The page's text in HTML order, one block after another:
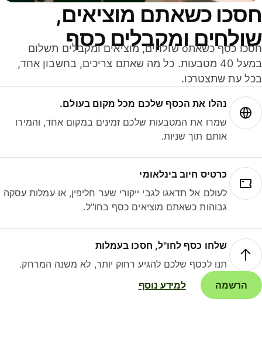
כשאתם מוציאים,
ומקבלים כסף
חסכו כסף כשאתo שולחים, מוציאים ומקבלים תשלום
במעל 40 מטבעות. כל מה שאתם צריכים, בחשבון אחד,
עת שתצטרכו.
נהלו את הכסף שלכם מכל מקום בעולם.
שמרו את המטבעות שלכם זמינים במקום אחד, והמירו
אותם תוך שניות.
כרטיס חיוב בינלאומי
לעולם אל תדאגו לגבי ייקורי שער חליפין, או עמלות עסקה
גבוהות כשאתם מוציאים כסף בחו"ל.
שלחו כסף לחו"ל, חסכו בעמלות
תנו לכסף שלכם להגיע רחוק יותר, לא משנה המרחק.
הרשמה
למידע נוסף